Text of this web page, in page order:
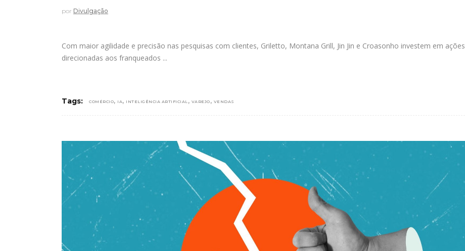
por Divulgação
Com maior agilidade e precisão nas pesquisas com clientes, Griletto, Montana Grill, Jin Jin e Croasonho investem em ações
direcionadas aos franqueados
Tags: COMÉRCIO, IA, INTELIGÊNCIA ARTIFICIAL , VAREJO , VENDAS